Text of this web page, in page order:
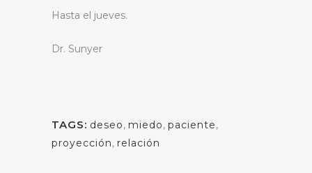
Hasta el jueves.
Dr. Sunyer
TAGS: deseo, miedo, paciente,
proyección, relación